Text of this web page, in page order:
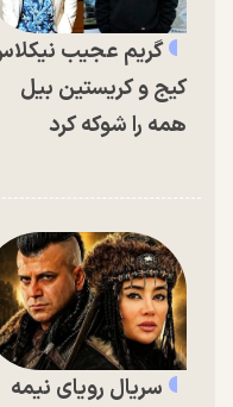
گریم عجیب
کیج و کریستین بیل
همه را شوکه کرد
سریال رویای نیمه